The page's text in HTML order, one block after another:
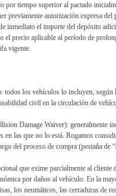
por tiempo superior al pactado
previamente autorización expresa del
inmediato el importe del depósito
el precio aplicable al período de
vigente.
todos los vehículos lo incluyen, según
civil en la circulación de
Damage Waiver): generalmente
en las que no lo está. Rogamos
del proceso de compra (pestaña de
que exime parcialmente al cliente
por daños al vehículo. En la
los neumáticos, las cerraduras de